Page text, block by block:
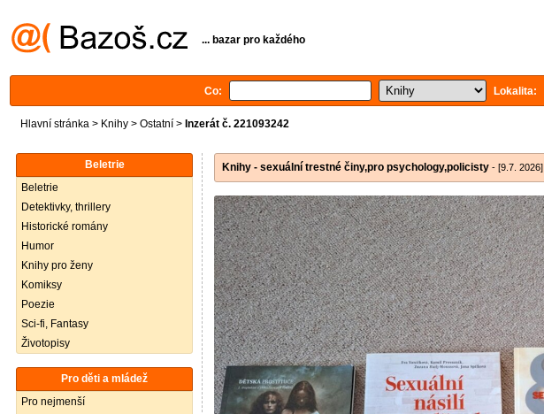
... bazar pro každého
Co: Lokalita:
Hlavní stránka > Knihy > Ostatní > Inzerát č. 221093242
Beletrie
Beletrie
Detektivky, thrillery
Historické romány
Humor
Knihy pro ženy
Komiksy
Poezie
Sci-fi, Fantasy
Životopisy
Pro děti a mládež
Pro nejmenší
Knihy - sexuální trestné činy,pro psychology,policisty - [9.7. 2026]